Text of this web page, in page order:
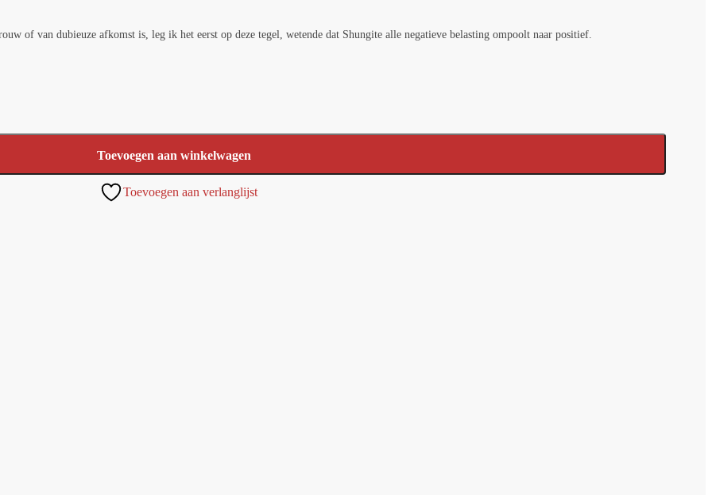
of van dubieuze afkomst is, leg ik het eerst op deze tegel, wetende dat Shungite alle negatieve belasting ompoolt naar positief.
Toevoegen aan winkelwagen
Toevoegen aan verlanglijst